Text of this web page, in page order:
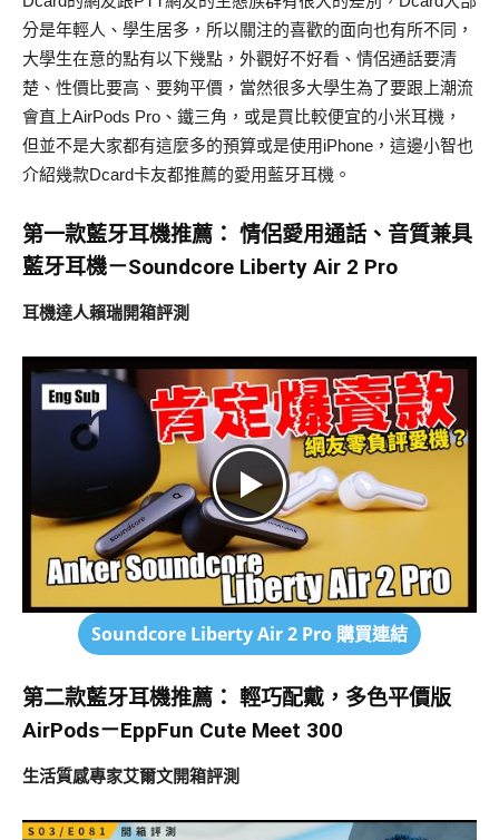
分是年輕人、學生居多，所以關注的喜歡的面向也有所不同，
大學生在意的點有以下幾點，外觀好不好看、情侶通話要清
楚、性價比要高、要夠平價，當然很多大學生為了要跟上潮流
會直上AirPods Pro、鐵三角，或是買比較便宜的小米耳機，
但並不是大家都有這麼多的預算或是使用iPhone，這邊小智也
介紹幾款Dcard卡友都推薦的愛用藍牙耳機。
第一款藍牙耳機推薦： 情侶愛用通話、音質兼具
藍牙耳機－Soundcore Liberty Air 2 Pro
耳機達人賴瑞開箱評測
Soundcore Liberty Air 2 Pro 購買連結
第二款藍牙耳機推薦： 輕巧配戴，多色平價版
AirPods－EppFun Cute Meet 300
生活質感專家艾爾文開箱評測